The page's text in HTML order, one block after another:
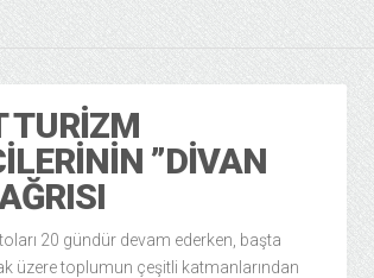
TURIZM
”DIVAN
20 gündür devam ederken, başta
üzere toplumun çeşitli katmanlarından